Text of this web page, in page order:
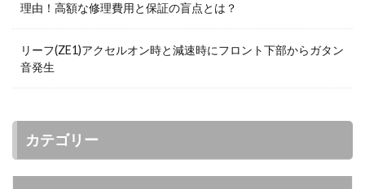
理由！高額な修理費用と保証の盲点とは？
リーフ(ZE1)アクセルオン時と減速時にフロント下部からガタン
音発生
カテゴリー